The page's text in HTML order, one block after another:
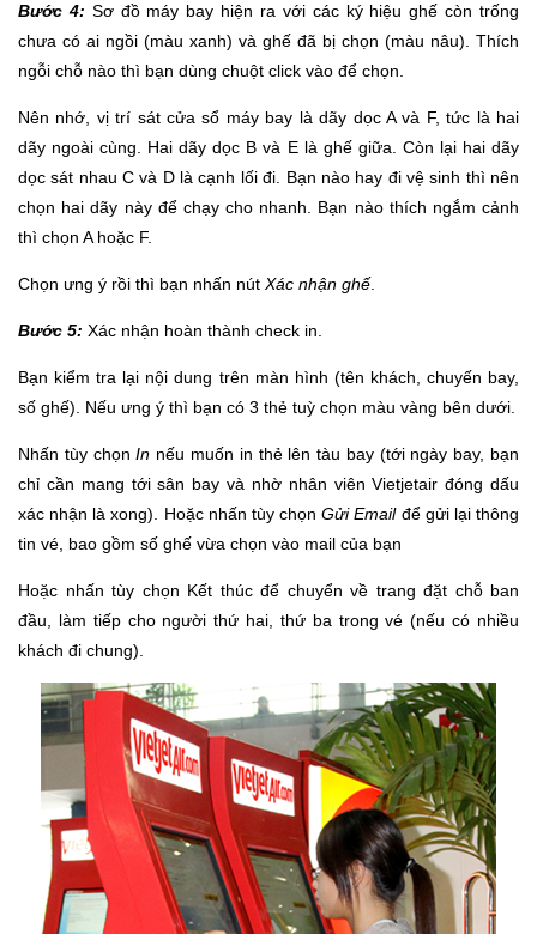
Bước 4: Sơ đồ máy bay hiện ra với các ký hiệu ghế còn trống
chưa có ai ngồi (màu xanh) và ghế đã bị chọn (màu nâu). Thích
ngỗi chỗ nào thì bạn dùng chuột click vào để chọn.
Nên nhớ, vị trí sát cửa sổ máy bay là dãy dọc A và F, tức là hai
dãy ngoài cùng. Hai dãy dọc B và E là ghế giữa. Còn lại hai dãy
dọc sát nhau C và D là cạnh lối đi. Bạn nào hay đi vệ sinh thì nên
chọn hai dãy này để chạy cho nhanh. Bạn nào thích ngắm cảnh
thì chọn A hoặc F.
Chọn ưng ý rồi thì bạn nhấn nút Xác nhận ghế.
Bước 5: Xác nhận hoàn thành check in.
Bạn kiểm tra lại nội dung trên màn hình (tên khách, chuyến bay,
số ghế). Nếu ưng ý thì bạn có 3 thẻ tuỳ chọn màu vàng bên dưới.
Nhấn tùy chọn In nếu muốn in thẻ lên tàu bay (tới ngày bay, bạn
chỉ cần mang tới sân bay và nhờ nhân viên Vietjetair đóng dấu
xác nhận là xong). Hoặc nhấn tùy chọnGửi Emailđể gửi lại thông
tin vé, bao gồm số ghế vừa chọn vào mail của bạn
Hoặc nhấn tùy chọn Kết thúc để chuyển về trang đặt chỗ ban
đầu, làm tiếp cho người thứ hai, thứ ba trong vé (nếu có nhiều
khách đi chung).